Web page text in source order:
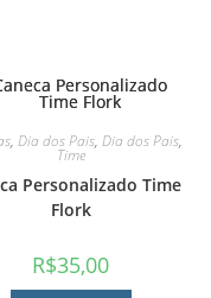
, Dia dos Pais, Dia dos Pais,
Time
Personalizado Time
Flork
R$35,00